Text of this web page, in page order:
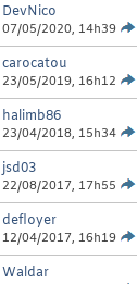
DevNico
07/05/2020, 14h39
carocatou
23/05/2019, 16h12
halimb86
23/04/2018, 15h34
jsd03
22/08/2017, 17h55
defloyer
12/04/2017, 16h19
Waldar